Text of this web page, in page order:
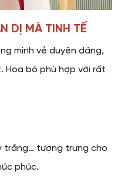
DỊ MÀ TINH TẾ
mình vẻ duyên dáng,
Hoa bó phù hợp với rất
trắng… tượng trưng cho
phúc.